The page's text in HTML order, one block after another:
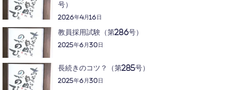
号）
2026年4月16日
教員採用試験（第286号）
2025年6月30日
長続きのコツ？（第285号）
2025年6月30日